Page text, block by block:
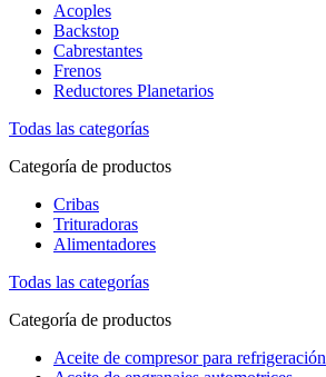
Acoples
Backstop
Cabrestantes
Frenos
Reductores Planetarios
Todas las categorías
Categoría de productos
Cribas
Trituradoras
Alimentadores
Todas las categorías
Categoría de productos
Aceite de compresor para refrigeración